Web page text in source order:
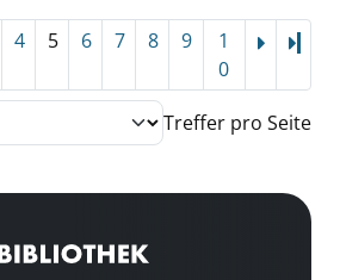
4 5 6 7 8 9
1
0
Treffer pro Seite